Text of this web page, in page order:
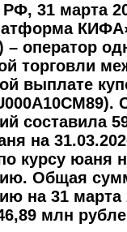
РФ, 31 марта
– оператор
торговли
выплате
составила
на
курсу юаня
Общая
на 31 марта
млн